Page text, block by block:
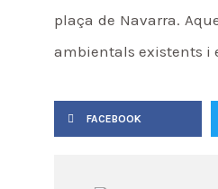
plaça de Navarra.
ambientals existents i
FACEBOOK